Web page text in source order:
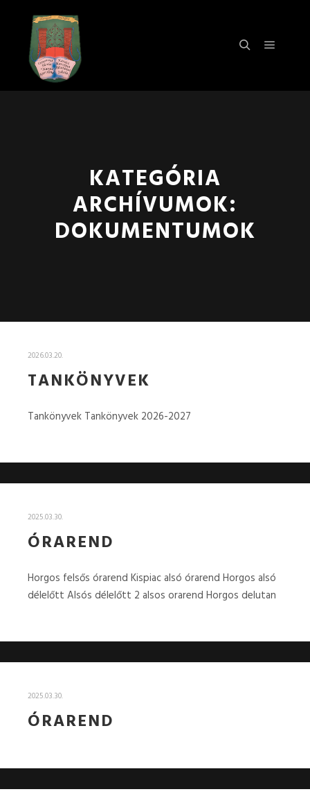
KATEGÓRIA
ARCHÍVUMOK:
DOKUMENTUMOK
2026.03.20.
TANKÖNYVEK
Tankönyvek Tankönyvek 2026-2027
2025.03.30.
ÓRAREND
Horgos felsős órarend Kispiac alsó órarend Horgos alsó
délelőtt Alsós délelőtt 2 alsos orarend Horgos delutan
2025.03.30.
ÓRAREND